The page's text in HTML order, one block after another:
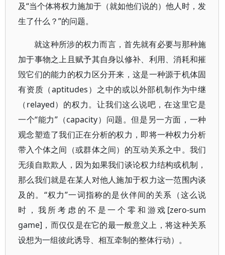
及“当个体将权力施加于（就如他们说的）他人时，发
生了什么？”的问题。
就这种所涉的权力而言，首先就有必要与那种施
加于事物之上且赋予其自身以修补、利用、消耗和摧
毁它们的能力的权力区分开来，这是一种源于机体固
有资质（aptitudes）之中的或以外部机制作为中继
（relayed）的权力。让我们这么说吧，在这里它是
一个“能力”（capacity）问题。但是另一方面，一种
观念塑造了我们正在分析的权力，即将一种权力分析
带入个体之间（或群体之间）的互动关系之中。我们
无须自欺欺人，因为如果我们谈论权力结构或机制，
那么我们就是在某人对他人施加于权力这一范围内谈
及的。“权力”一词指称的是伙伴间的关系（这么说
时，我所考虑的不是一个零和游戏[zero-sum
game]，而仅仅是在它的最一般意义上，将这种关系
设想为一组彼此诱导、相互牵制的整体行动）。